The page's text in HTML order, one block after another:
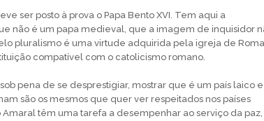
ser posto à prova o Papa Bento XVI. Tem aqui a
não é um papa medieval, que a imagem de inquisidor
pluralismo é uma virtude adquirida pela igreja de
compatível com o catolicismo romano.
pena de se desprestigiar, mostrar que é um país laico e
são os mesmos que quer ver respeitados nos países
Amaral têm uma tarefa a desempenhar ao serviço da